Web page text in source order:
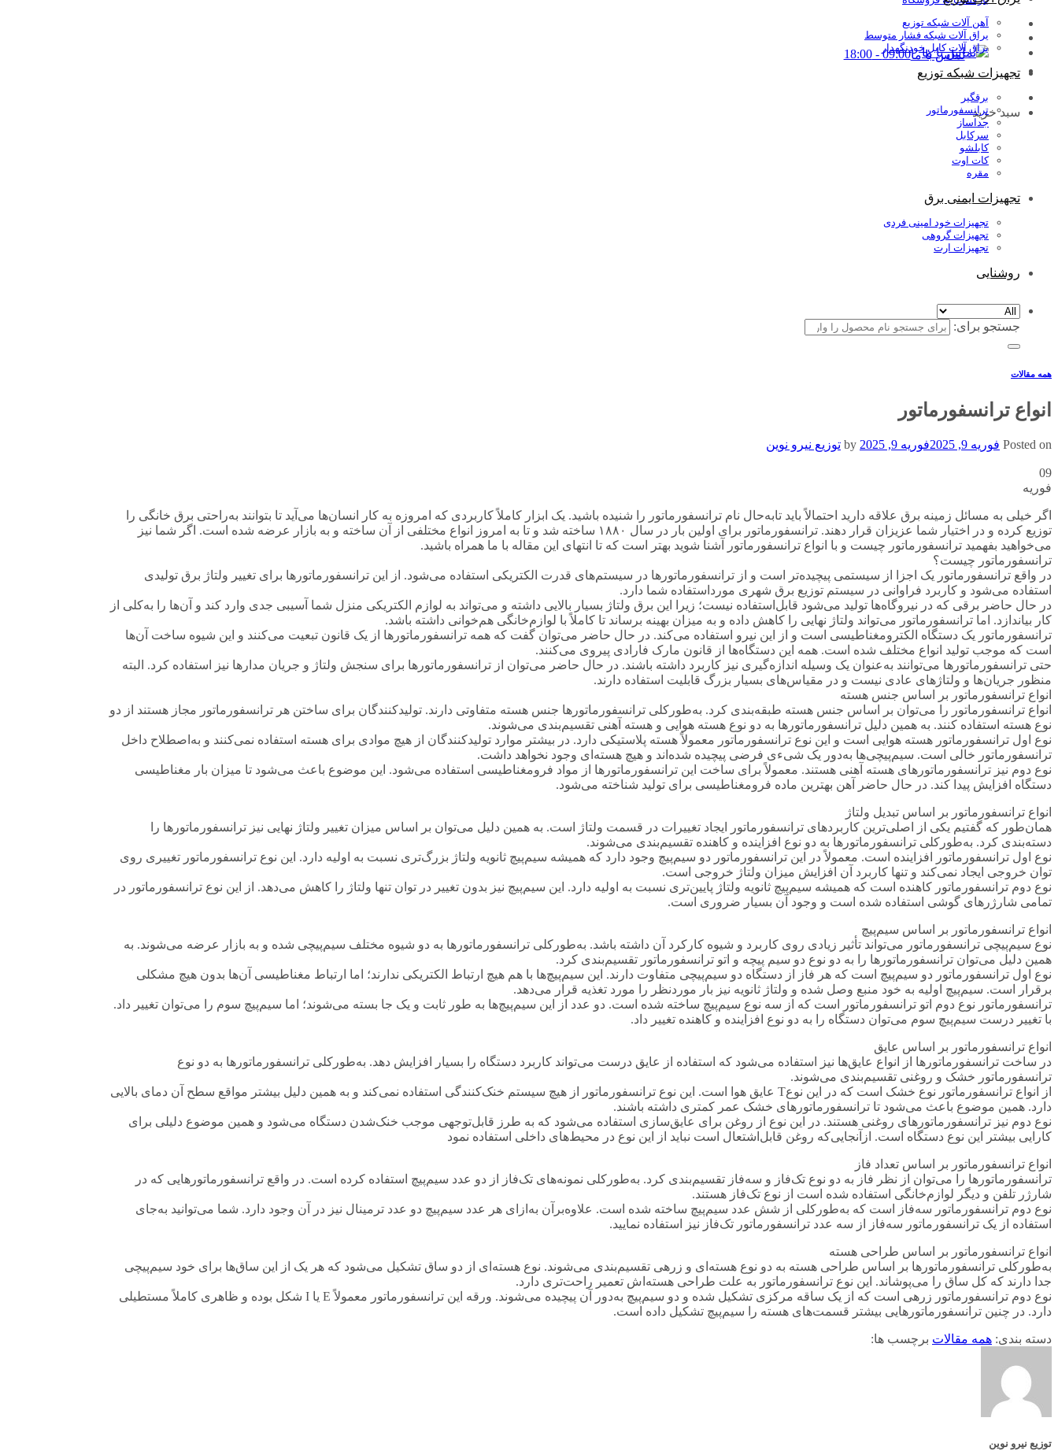
تماس با ما09:00 - 18:00
سبد خرید
آهن آلات شبکه توزیع
یراق آلات شبکه فشار متوسط
یراق آلات کابل خودنگهدار
تجهیزات شبکه توزیع
برقگیر
ترانسفورماتور
جداساز
سرکابل
کابلشو
کات اوت
مقره
تجهیزات ایمنی برق
تجهیزات خود امینی فردی
تجهیزات گروهی
تجهیزات ارت
روشنایی
جستجو برای:
همه مقالات
انواع ترانسفورماتور
Posted on فوریه 9, 2025 فوریه 9, 2025 by توزیع نیرو نوین
09
فوریه
اگر خیلی به مسائل زمینه برق علاقه دارید احتمالاً باید تابه‌حال نام ترانسفورماتور را شنیده باشید. یک ابزار کاملاً کاربردی که امروزه به کار انسان‌ها می‌آید تا بتوانند به‌راحتی برق خانگی را
توزیع کرده و در اختیار شما عزیزان قرار دهند. ترانسفورماتور برای اولین ‌بار در سال ۱۸۸۰ ساخته شد و تا به امروز انواع مختلفی از آن ساخته و به بازار عرضه شده است. اگر شما نیز
می‌خواهید بفهمید ترانسفورماتور چیست و با انواع ترانسفورماتور آشنا شوید بهتر است که تا انتهای این مقاله با ما همراه باشید.
ترانسفورماتور چیست؟
در واقع ترانسفورماتور یک اجزا از سیستمی پیچیده‌تر است و از ترانسفورماتورها در سیستم‌های قدرت الکتریکی استفاده می‌شود. از این ترانسفورماتورها برای تغییر ولتاژ برق تولیدی
استفاده می‌شود و کاربرد فراوانی در سیستم توزیع برق شهری مورداستفاده شما دارد.
در حال حاضر برقی که در نیروگاه‌ها تولید می‌شود قابل‌استفاده نیست؛ زیرا این برق ولتاژ بسیار بالایی داشته و می‌تواند به لوازم الکتریکی منزل شما آسیبی جدی وارد کند و آن‌ها را به‌کلی از
کار بیاندازد. اما ترانسفورماتور می‌تواند ولتاژ نهایی را کاهش داده و به میزان بهینه برساند تا کاملاً با لوازم‌خانگی هم‌خوانی داشته باشد.
ترانسفورماتور یک دستگاه الکترومغناطیسی است و از این نیرو استفاده می‌کند. در حال حاضر می‌توان گفت که همه ترانسفورماتورها از یک قانون تبعیت می‌کنند و این شیوه ساخت آن‌ها
است که موجب تولید انواع مختلف شده است. همه این دستگاه‌ها از قانون مارک فارادی پیروی می‌کنند.
حتی ترانسفورماتورها می‌توانند به‌عنوان یک وسیله اندازه‌گیری نیز کاربرد داشته باشند. در حال حاضر می‌توان از ترانسفورماتورها برای سنجش ولتاژ و جریان مدارها نیز استفاده کرد. البته
منظور جریان‌ها و ولتاژهای عادی نیست و در مقیاس‌های بسیار بزرگ قابلیت استفاده دارند.
انواع ترانسفورماتور بر اساس جنس هسته
انواع ترانسفورماتور را می‌توان بر اساس جنس هسته طبقه‌بندی کرد. به‌طورکلی ترانسفورماتورها جنس هسته متفاوتی دارند. تولیدکنندگان برای ساختن هر ترانسفورماتور مجاز هستند از دو
نوع هسته استفاده کنند. به همین دلیل ترانسفورماتورها به دو نوع هسته هوایی و هسته آهنی تقسیم‌بندی می‌شوند.
نوع اول ترانسفورماتور هسته هوایی است و این نوع ترانسفورماتور معمولاً هسته پلاستیکی دارد. در بیشتر موارد تولیدکنندگان از هیچ موادی برای هسته استفاده نمی‌کنند و به‌اصطلاح داخل
ترانسفورماتور خالی است. سیم‌پیچی‌ها به‌دور یک شیءی فرضی پیچیده شده‌اند و هیچ هسته‌ای وجود نخواهد داشت.
نوع دوم نیز ترانسفورماتورهای هسته آهنی هستند. معمولاً برای ساخت این ترانسفورماتورها از مواد فرومغناطیسی استفاده می‌شود. این موضوع باعث می‌شود تا میزان بار مغناطیسی
دستگاه افزایش پیدا کند. در حال حاضر آهن بهترین ماده فرومغناطیسی برای تولید شناخته می‌شود.
انواع ترانسفورماتور بر اساس تبدیل ولتاژ
همان‌طور که گفتیم یکی از اصلی‌ترین کاربردهای ترانسفورماتور ایجاد تغییرات در قسمت ولتاژ است. به همین دلیل می‌توان بر اساس میزان تغییر ولتاژ نهایی نیز ترانسفورماتورها را
دسته‌بندی کرد. به‌طورکلی ترانسفورماتورها به دو نوع افزاینده و کاهنده تقسیم‌بندی می‌شوند.
نوع اول ترانسفورماتور افزاینده است. معمولاً در این ترانسفورماتور دو سیم‌پیچ وجود دارد که همیشه سیم‌پیچ ثانویه ولتاژ بزرگ‌تری نسبت به اولیه دارد. این نوع ترانسفورماتور تغییری روی
توان خروجی ایجاد نمی‌کند و تنها کاربرد آن افزایش میزان ولتاژ خروجی است.
نوع دوم ترانسفورماتور کاهنده است که همیشه سیم‌پیچ ثانویه ولتاژ پایین‌تری نسبت به اولیه دارد. این سیم‌پیچ نیز بدون تغییر در توان تنها ولتاژ را کاهش می‌دهد. از این نوع ترانسفورماتور در
تمامی شارژرهای گوشی استفاده شده است و وجود آن بسیار ضروری است.
انواع ترانسفورماتور بر اساس سیم‌پیچ
نوع سیم‌پیچی ترانسفورماتور می‌تواند تأثیر زیادی روی کاربرد و شیوه کارکرد آن داشته باشد. به‌طورکلی ترانسفورماتورها به دو شیوه مختلف سیم‌پیچی شده و به بازار عرضه می‌شوند. به
همین دلیل می‌توان ترانسفورماتورها را به دو نوع دو سیم پیچه و اتو ترانسفورماتور تقسیم‌بندی کرد.
نوع اول ترانسفورماتور دو سیم‌پیچ است که هر فاز از دستگاه دو سیم‌پیچی متفاوت دارند. این سیم‌پیچ‌ها با هم هیچ ارتباط الکتریکی ندارند؛ اما ارتباط مغناطیسی آن‌ها بدون هیچ مشکلی
برقرار است. سیم‌پیچ اولیه به خود منبع وصل شده و ولتاژ ثانویه نیز بار موردنظر را مورد تغذیه قرار می‌دهد.
ترانسفورماتور نوع دوم اتو ترانسفورماتور است که از سه نوع سیم‌پیچ ساخته شده است. دو عدد از این سیم‌پیچ‌ها به طور ثابت و یک جا بسته می‌شوند؛ اما سیم‌پیچ سوم را می‌توان تغییر داد.
با تغییر درست سیم‌پیچ سوم می‌توان دستگاه را به دو نوع افزاینده و کاهنده تغییر داد.
انواع ترانسفورماتور بر اساس عایق
در ساخت ترانسفورماتورها از انواع عایق‌ها نیز استفاده می‌شود که استفاده از عایق درست می‌تواند کاربرد دستگاه را بسیار افزایش دهد. به‌طورکلی ترانسفورماتورها به دو نوع
ترانسفورماتور خشک و روغنی تقسیم‌بندی می‌شوند.
از انواع ترانسفورماتور نوع خشک است که در این نوعT عایق هوا است. این نوع ترانسفورماتور از هیچ سیستم خنک‌کنندگی استفاده نمی‌کند و به همین دلیل بیشتر مواقع سطح آن دمای بالایی
دارد. همین موضوع باعث می‌شود تا ترانسفورماتورهای خشک عمر کمتری داشته باشند.
نوع دوم نیز ترانسفورماتورهای روغنی هستند. در این نوع از روغن برای عایق‌سازی استفاده می‌شود که به طرز قابل‌توجهی موجب خنک‌شدن دستگاه می‌شود و همین موضوع دلیلی برای
کارایی بیشتر این نوع دستگاه است. ازآنجایی‌که روغن قابل‌اشتعال است نباید از این نوع در محیط‌های داخلی استفاده نمود
انواع ترانسفورماتور بر اساس تعداد فاز
ترانسفورماتورها را می‌توان از نظر فاز به دو نوع تک‌فاز و سه‌فاز تقسیم‌بندی کرد. به‌طورکلی نمونه‌های تک‌فاز از دو عدد سیم‌پیچ استفاده کرده است. در واقع ترانسفورماتورهایی که در
شارژر تلفن و دیگر لوازم‌خانگی استفاده شده است از نوع تک‌فاز هستند.
نوع دوم ترانسفورماتور سه‌فاز است که به‌طورکلی از شش عدد سیم‌پیچ ساخته شده است. علاوه‌برآن به‌ازای هر عدد سیم‌پیچ دو عدد ترمینال نیز در آن وجود دارد. شما می‌توانید به‌جای
استفاده از یک ترانسفورماتور سه‌فاز از سه عدد ترانسفورماتور تک‌فاز نیز استفاده نمایید.
انواع ترانسفورماتور بر اساس طراحی هسته
به‌طورکلی ترانسفورماتورها بر اساس طراحی هسته به دو نوع هسته‌ای و زرهی تقسیم‌بندی می‌شوند. نوع هسته‌ای از دو ساق تشکیل می‌شود که هر یک از این ساق‌ها برای خود سیم‌پیچی
جدا دارند که کل ساق را می‌پوشاند. این نوع ترانسفورماتور به علت طراحی هسته‌اش تعمیر راحت‌تری دارد.
نوع دوم ترانسفورماتور زرهی است که از یک ساقه مرکزی تشکیل شده و دو سیم‌پیچ به‌دور آن پیچیده می‌شوند. ورقه این ترانسفورماتور معمولاً E یا I شکل بوده و ظاهری کاملاً مستطیلی
دارد. در چنین ترانسفورماتورهایی بیشتر قسمت‌های هسته را سیم‌پیچ تشکیل داده است.
دسته بندی: همه مقالات برچسب ها:
توزیع نیرو نوین